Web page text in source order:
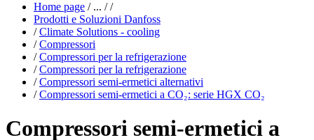
Home page /... / /
Prodotti e Soluzioni Danfoss
/ Climate Solutions - cooling
/ Compressori
/ Compressori per la refrigerazione
/ Compressori per la refrigerazione
/ Compressori semi-ermetici alternativi
/ Compressori semi-ermetici a CO₂: serie HGX CO₂
Compressori semi-ermetici a